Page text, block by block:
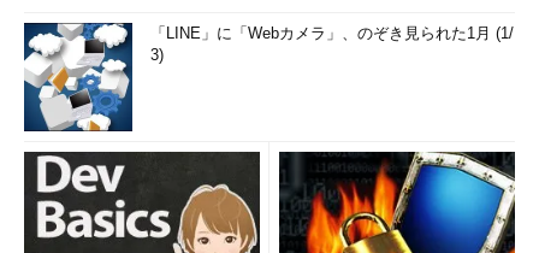
「LINE」に「Webカメラ」、のぞき見られた1月 (1/
3)